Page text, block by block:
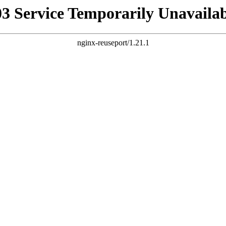
Service Temporarily
nginx-reuseport/1.21.1